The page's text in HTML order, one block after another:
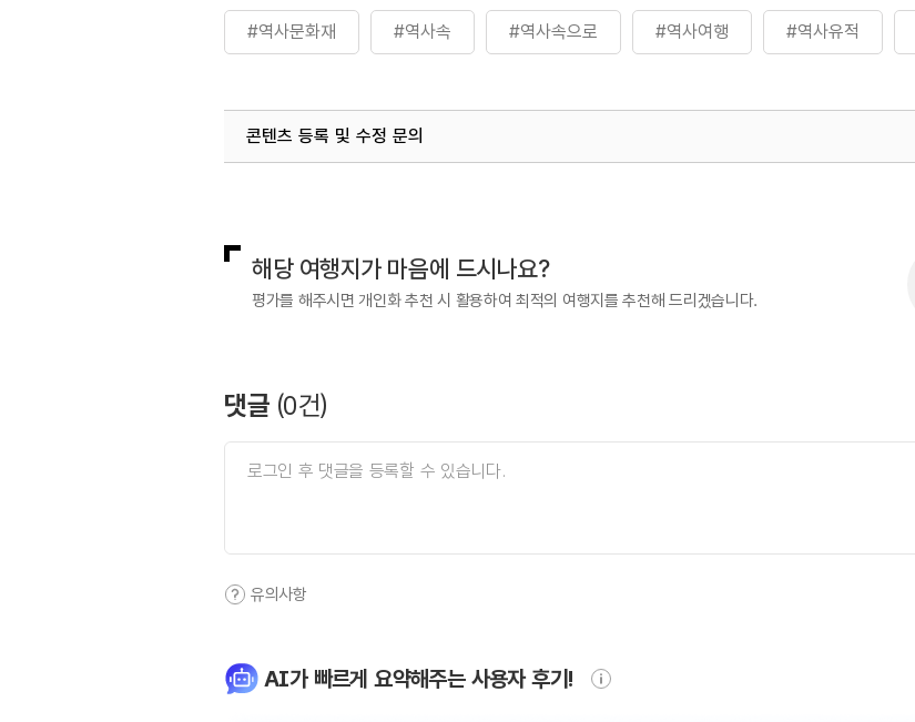
#역사문화재 #역사속 #역사속으로 #역사여행 #역사유적
콘텐츠 등록 및 수정 문의
해당 여행지가 마음에 드시나요?
평가를 해주시면 개인화 추천 시 활용하여 최적의 여행지를 추천해 드리겠습니다.
댓글 (0건)
유의사항
AI가 빠르게 요약해주는 사용자 후기!